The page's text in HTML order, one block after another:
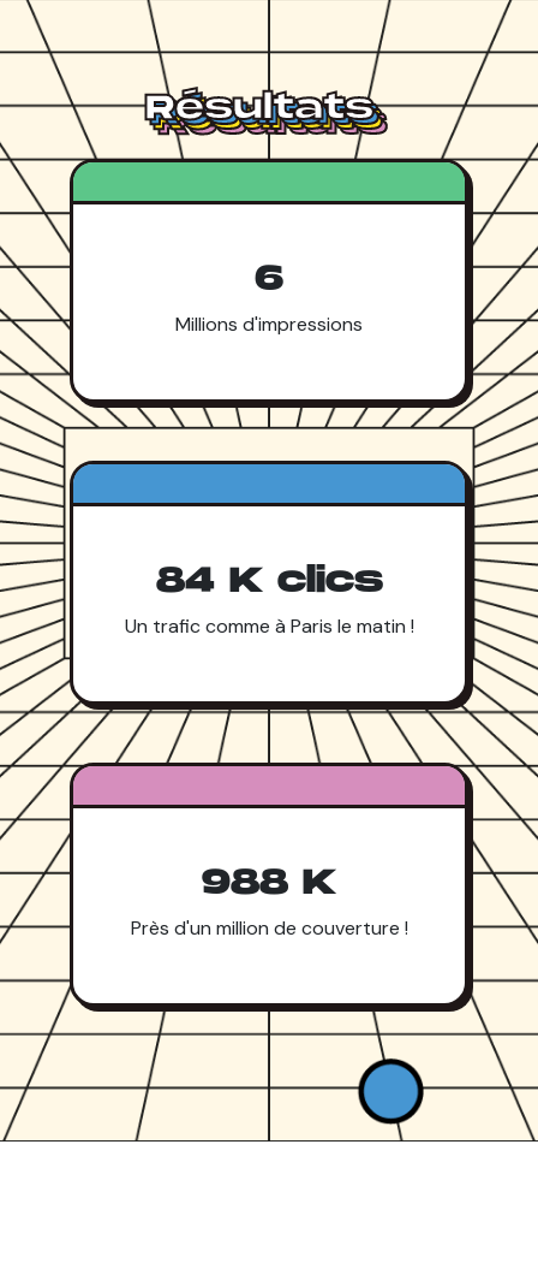
Résultats
Résultats
Résultats
Résultats
6
Millions d'impressions
84 K clics
Un trafic comme à Paris le matin !
988 K
Près d'un million de couverture !